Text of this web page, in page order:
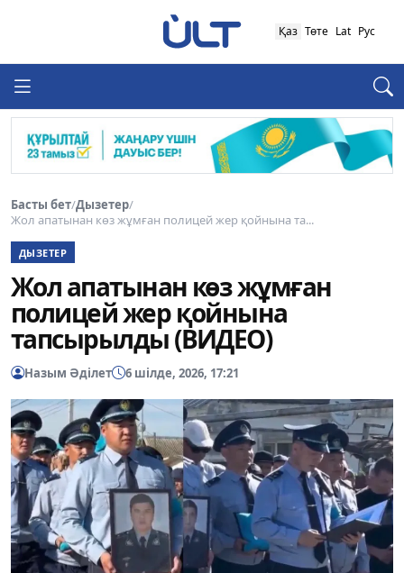
Қаз Төте Lat Рус
Басты бет/Дызетер/
Жол апатынан көз жұмған полицей жер қойнына та...
ДЫЗЕТЕР
Жол апатынан көз жұмған
полицей жер қойнына
тапсырылды (ВИДЕО)
Назым Әділет 6 шілде, 2026, 17:21